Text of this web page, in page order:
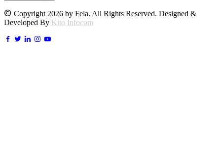
Copyright 2026 by Fela. All Rights Reserved. Designed &
Developed By Kito Infocom